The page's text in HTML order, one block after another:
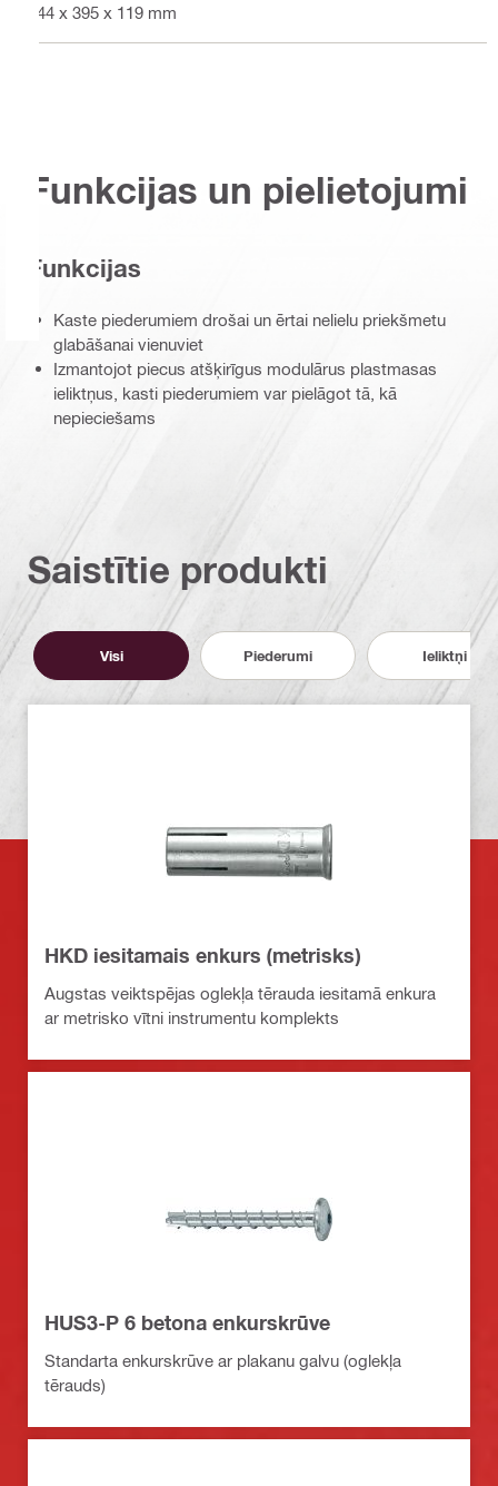
444 x 395 x 119 mm
Funkcijas un pielietojumi
Funkcijas
Kaste piederumiem drošai un ērtai nelielu priekšmetu
glabāšanai vienuviet
Izmantojot piecus atšķirīgus modulārus plastmasas
ieliktņus, kasti piederumiem var pielāgot tā, kā
nepieciešams
Saistītie produkti
Visi Piederumi Ieliktņi
HKD iesitamais enkurs (metrisks)
Augstas veiktspējas oglekļa tērauda iesitamā enkura
ar metrisko vītni instrumentu komplekts
HUS3-P 6 betona enkurskrūve
Standarta enkurskrūve ar plakanu galvu (oglekļa
tērauds)